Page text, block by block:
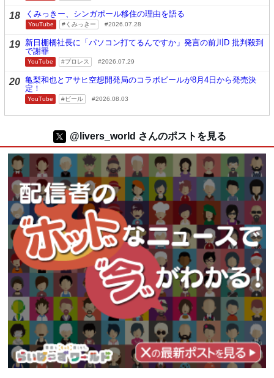
18 くみっきー、シンガポール移住の理由を語る
YouTube くみっきー 2026.07.28
19 新日棚橋社長に「パソコン打てるんですか」発言の前川D 批判殺到
で謝罪
YouTube プロレス 2026.07.29
20 亀梨和也とアサヒ空想開発局のコラボビールが8月4日から発売決
定！
YouTube ビール 2026.08.03
@livers_world さんのポストを見る